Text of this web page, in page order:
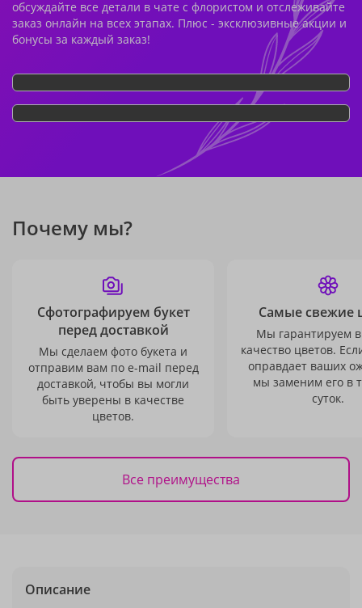
обсуждайте все детали в чате с флористом и отслеживайте
заказ онлайн на всех этапах. Плюс - эксклюзивные акции и
бонусы за каждый заказ!
Почему мы?
Сфотографируем букет
перед доставкой
Мы сделаем фото букета и
отправим вам по e-mail перед
доставкой, чтобы вы могли
быть уверены в качестве
цветов.
Самые свежие
Мы гарантируем
качество цветов.
оправдает ваших
мы заменим его в
суток.
Все преимущества
Описание